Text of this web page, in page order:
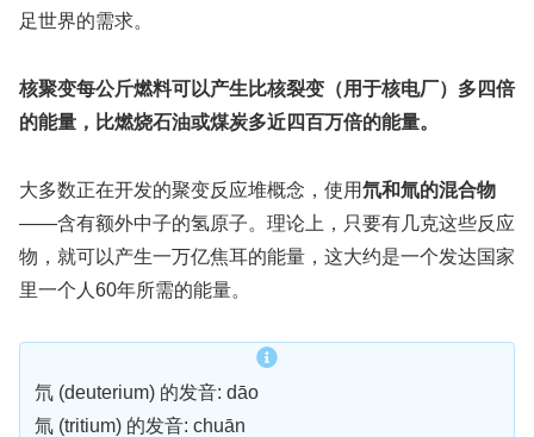
足世界的需求。
核聚变每公斤燃料可以产生比核裂变（用于核电厂）多四倍
的能量，比燃烧石油或煤炭多近四百万倍的能量。
大多数正在开发的聚变反应堆概念，使用氘和氚的混合物
——含有额外中子的氢原子。理论上，只要有几克这些反应
物，就可以产生一万亿焦耳的能量，这大约是一个发达国家
里一个人60年所需的能量。
氘 (deuterium) 的发音: dāo
氚 (tritium) 的发音: chuān